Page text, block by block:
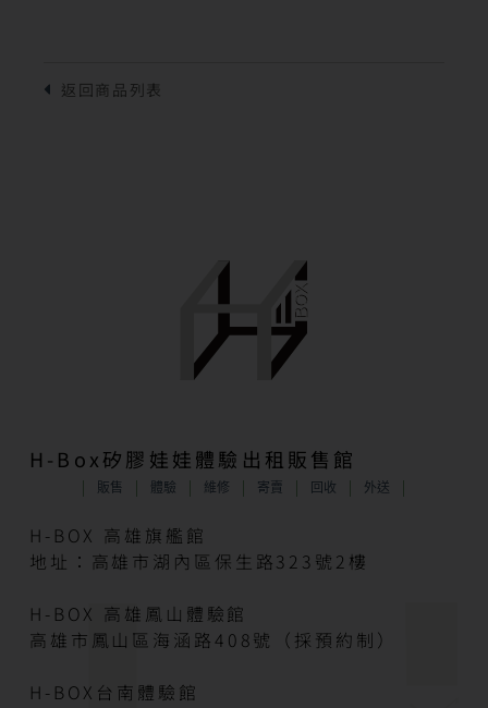
H-Box矽膠娃娃體驗出租販售館
販售 體驗 維修 寄賣 回收 外送
H-BOX 高雄旗艦館
地址：高雄市湖內區保生路323號2樓
H-BOX 高雄鳳山體驗館
高雄市鳳山區海涵路408號（採預約制）
H-BOX台南體驗館